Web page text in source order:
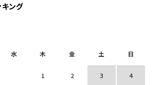
水 木 金 土 日
1 2 3 4
ング